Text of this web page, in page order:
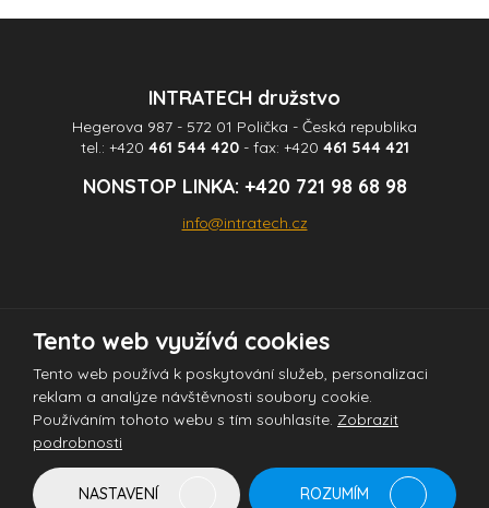
odeslat.
INTRATECH družstvo
Hegerova 987 - 572 01 Polička - Česká republika
tel.: +420 461 544 420- fax: +420 461 544 421
NONSTOP LINKA: +420 721 98 68 98
info@intratech.cz
© 2026 INTRATECH družstvo - všechna práva vyhrazena
Tento web je chráněn pomocí Google ReCAPTCHA a platí pro něj
zásady ochrany osobních údajů
společnosti Google.
Vytvořila eBRÁNA
Tento web využívá cookies
Tento web používá k poskytování služeb, personalizaci
reklam a analýze návštěvnosti soubory cookie.
Používáním tohoto webu s tím souhlasíte. Zobrazit
podrobnosti
NASTAVENÍ ROZUMÍM